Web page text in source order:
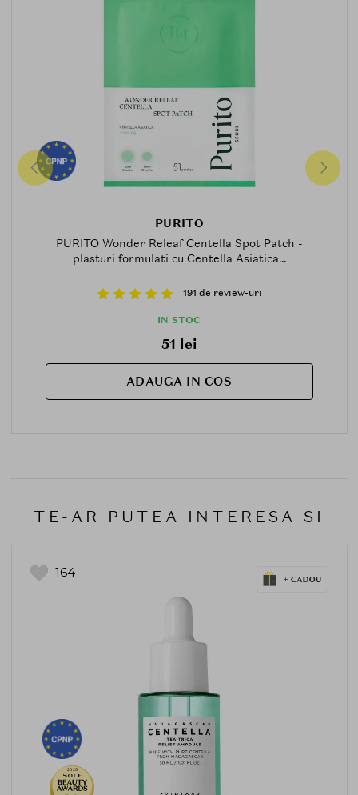
PURITO
PURITO Wonder Releaf Centella Spot Patch -
plasturi formulati cu Centella Asiatica...
191 de review-uri
IN STOC
51 lei
ADAUGA IN COS
TE-AR PUTEA INTERESA SI
164
2025